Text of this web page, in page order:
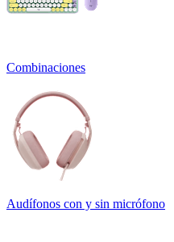
Combinaciones
Audífonos con y sin micrófono